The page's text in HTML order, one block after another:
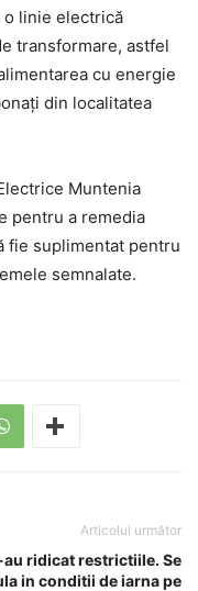
o linie electrică
transformare, astfel
cu energie
din localitatea
Muntenia
pentru a remedia
fie suplimentat pentru
semnalate.
Articolul următor
au ridicat restrictiile. Se
in conditii de iarna pe